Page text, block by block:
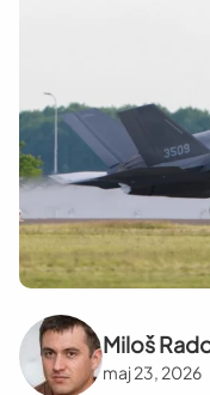
Miloš
maj 23, 2026